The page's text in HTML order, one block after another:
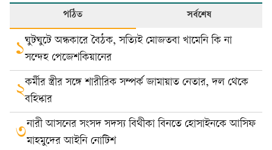
পঠিত সর্বশেষ
১ঘুটঘুটে অন্ধকারে বৈঠক, সত্যিই মোজতবা খামেনি কি না
সন্দেহ পেজেশকিয়ানের
২কর্মীর স্ত্রীর সঙ্গে শারীরিক সম্পর্ক জামায়াত নেতার, দল থেকে
বহিষ্কার
৩নারী আসনের সংসদ সদস্য বিথীকা বিনতে হোসাইনকে আসিফ
মাহমুদের আইনি নোটিশ